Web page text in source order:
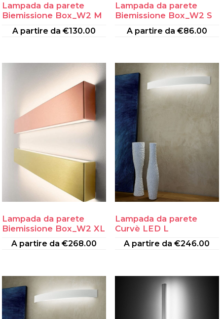
Lampada da parete
Biemissione Box_W2 M
A partire da€130.00
Lampada da parete
Biemissione Box_W2 S
A partire da €86.00
Lampada da parete
Biemissione Box_W2 XL
A partire da€268.00
Lampada da parete
Curvè LED L
A partire da€246.00